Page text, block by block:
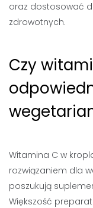
oraz dostosować
zdrowotnych.
Czy
Witamina C w
rozwiązaniem dla
poszukują
Większość